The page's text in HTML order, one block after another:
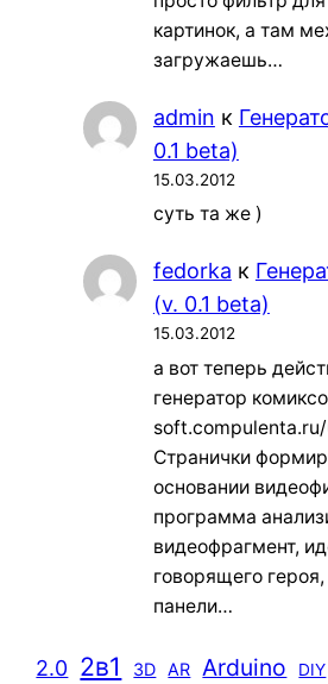
картинок, а там
загружаешь…
admin к
0.1 beta)
15.03.2012
суть та же )
fedorka к
(v. 0.1 beta)
15.03.2012
а вот теперь
генератор
Странички
основании
программа
видеофрагмент,
говорящего
панели…
2.0 2в1 3D AR Arduino DIY